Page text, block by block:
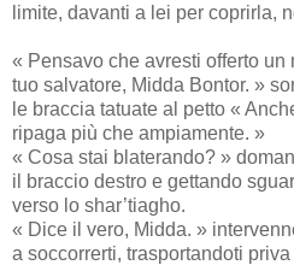
limite, davanti a lei per coprirla,
« Pensavo che avresti offerto un
tuo salvatore, Midda Bontor. »
le braccia tatuate al petto «
ripaga più che ampiamente. »
« Cosa stai blaterando? »
il braccio destro e gettando
verso lo shar’tiagho.
« Dice il vero, Midda. »
a soccorrerti, trasportandoti